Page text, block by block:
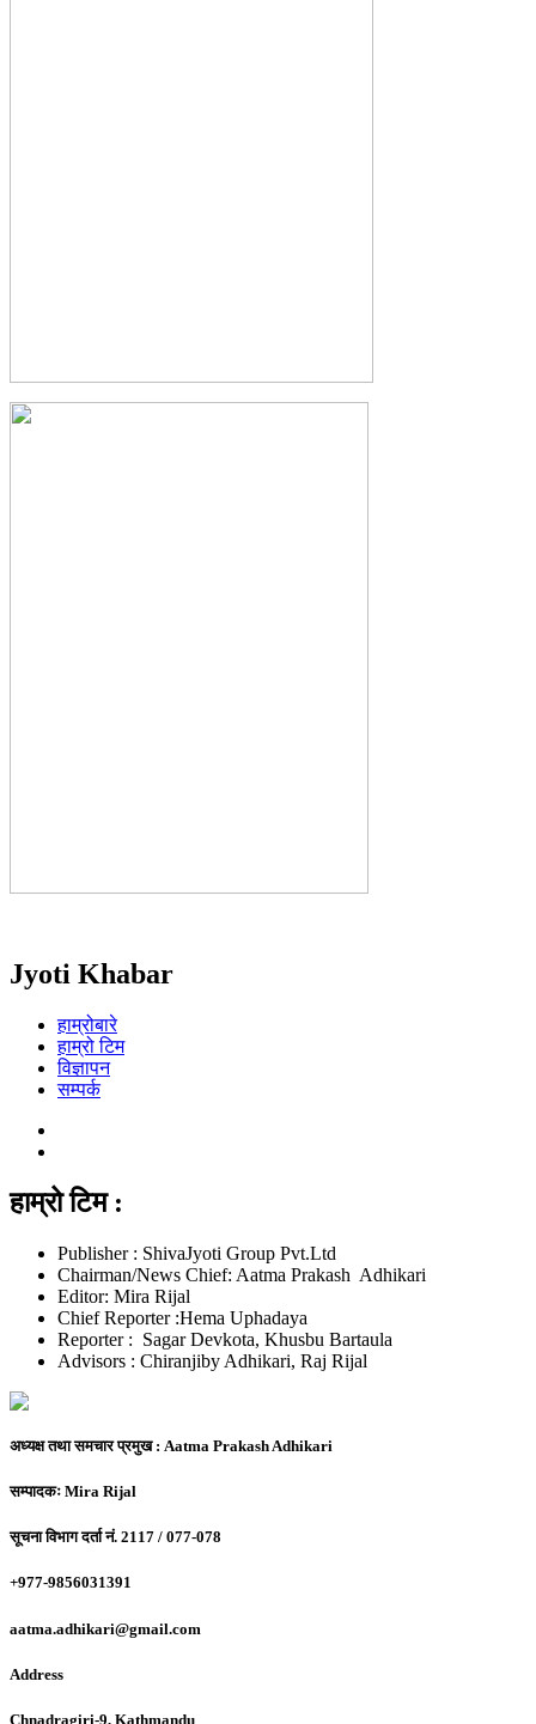
Jyoti Khabar
हाम्रोबारे
हाम्रो टिम
विज्ञापन
सम्पर्क
हाम्रो टिम :
Publisher : ShivaJyoti Group Pvt.Ltd
Chairman/News Chief: Aatma Prakash Adhikari
Editor: Mira Rijal
Chief Reporter :Hema Uphadaya
Reporter : Sagar Devkota, Khusbu Bartaula
Advisors : Chiranjiby Adhikari, Raj Rijal
अध्यक्ष तथा समचार प्रमुख : Aatma Prakash Adhikari
सम्पादकः Mira Rijal
सूचना विभाग दर्ता नं. 2117 / 077-078
+977-9856031391
aatma.adhikari@gmail.com
Address
Chnadragiri-9, Kathmandu